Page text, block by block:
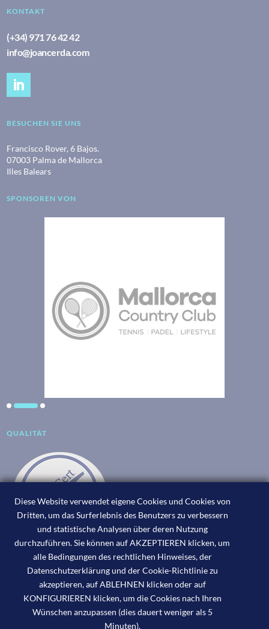
KONTAKT
(+34) 971 76 42 42
info@joancerda.com
BESUCHEN SIE UNS
Francisco Rover, 6 Bajos.
07003 Palma de Mallorca
Illes Balears
SPONSOREN VON
QUALITÄT
Diese Website verwendet eigene Cookies und Cookies von
Dritten, um das Surferlebnis des Benutzers zu verbessern
und statistische Analysen über deren Nutzung
durchzuführen. Sie können auf AKZEPTIEREN klicken, um
alle Bedingungen des rechtlichen Hinweises, der
Datenschutzerklärung und der Cookie-Richtlinie zu
akzeptieren, auf ABLEHNEN klicken oder auf
KONFIGURIEREN klicken, um die Cookies nach Ihren
Wünschen anzupassen (dies dauert weniger als 5
Minuten).